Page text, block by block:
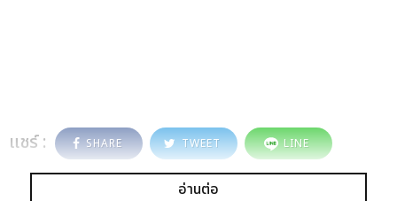
แชร์ : SHARE TWEET LINE
อ่านต่อ